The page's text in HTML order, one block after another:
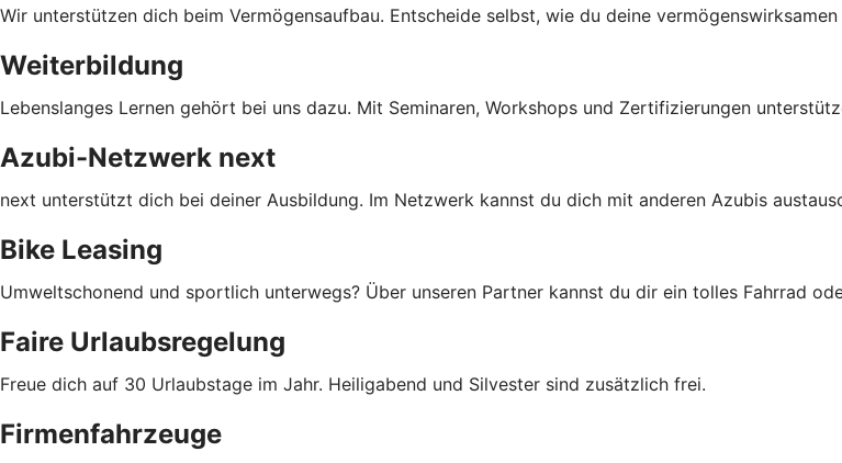
Wir unterstützen dich beim Vermögensaufbau. Entscheide selbst, wie du deine
Weiterbildung
Lebenslanges Lernen gehört bei uns dazu. Mit Seminaren, Workshops und Zertifizierungen
Azubi-Netzwerk next
next unterstützt dich bei deiner Ausbildung. Im Netzwerk kannst du dich mit anderen Azubis
Bike Leasing
Umweltschonend und sportlich unterwegs? Über unseren Partner kannst du dir ein tolles Fahrrad
Faire Urlaubsregelung
Freue dich auf 30 Urlaubstage im Jahr. Heiligabend und Silvester sind zusätzlich frei.
Firmenfahrzeuge